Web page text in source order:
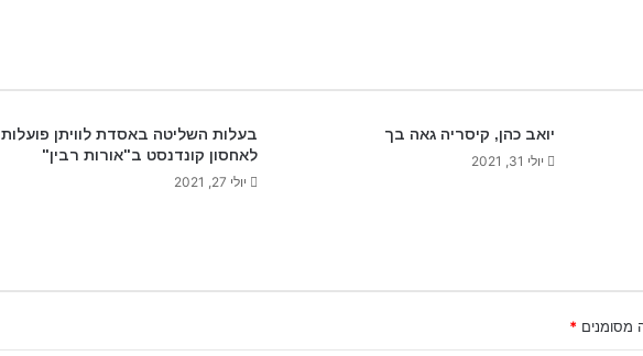
יואב כהן, קיסריה גאה בך
יולי 31, 2021
בעלות השליטה באסדת לוויתן פועלות
לאחסון קונדנסט ב"אורות רבין"
יולי 27, 2021
מסומנים *